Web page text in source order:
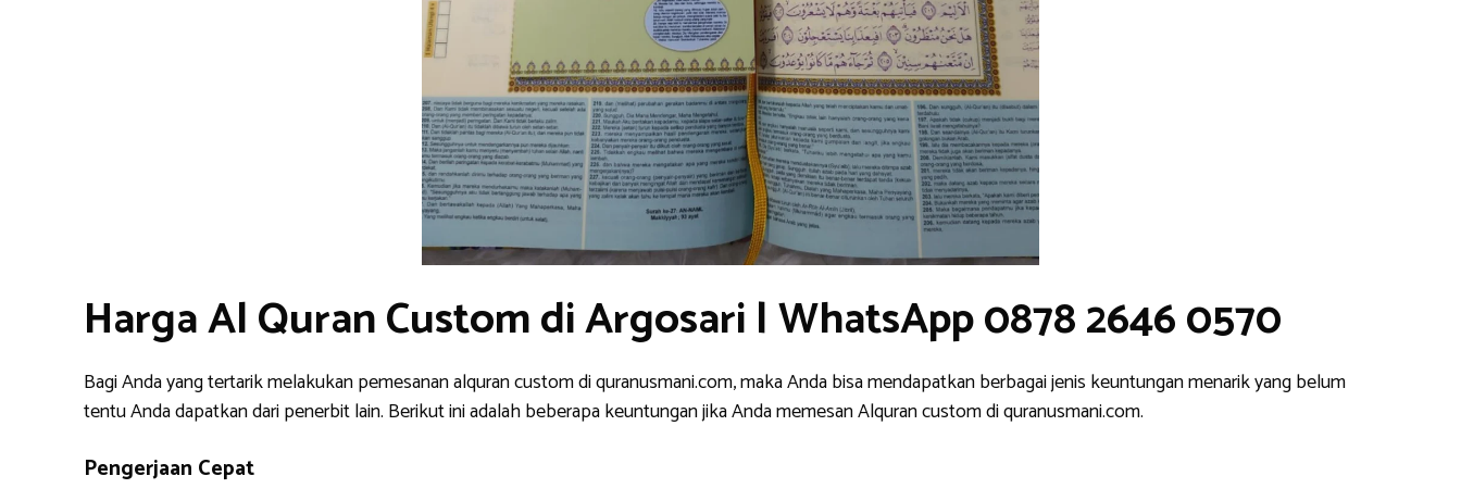
Harga Al Quran Custom di Argosari | WhatsApp 0878 2646 0570
Bagi Anda yang tertarik melakukan pemesanan alquran custom di quranusmani.com, maka Anda bisa mendapatkan berbagai jenis keuntungan menarik yang belum
tentu Anda dapatkan dari penerbit lain. Berikut ini adalah beberapa keuntungan jika Anda memesan Alquran custom di quranusmani.com.
Pengerjaan Cepat